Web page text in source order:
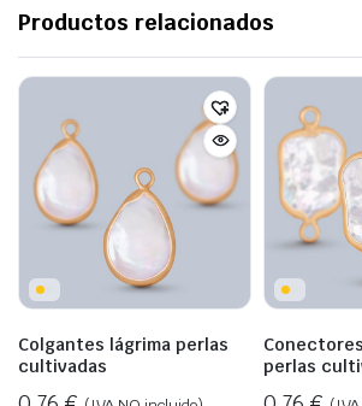
Productos relacionados
Colgantes lágrima perlas
cultivadas
perlas